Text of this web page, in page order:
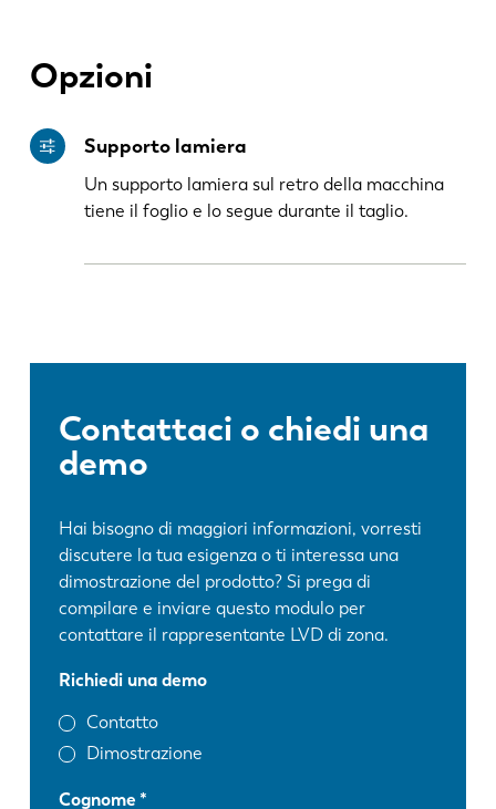
Opzioni
Supporto lamiera
Un supporto lamiera sul retro della macchina
tiene il foglio e lo segue durante il taglio.
Contattaci o chiedi una
demo
Hai bisogno di maggiori informazioni, vorresti
discutere la tua esigenza o ti interessa una
dimostrazione del prodotto? Si prega di
compilare e inviare questo modulo per
contattare il rappresentante LVD di zona.
Richiedi una demo
Contatto
Dimostrazione
Cognome
PL
KO CN